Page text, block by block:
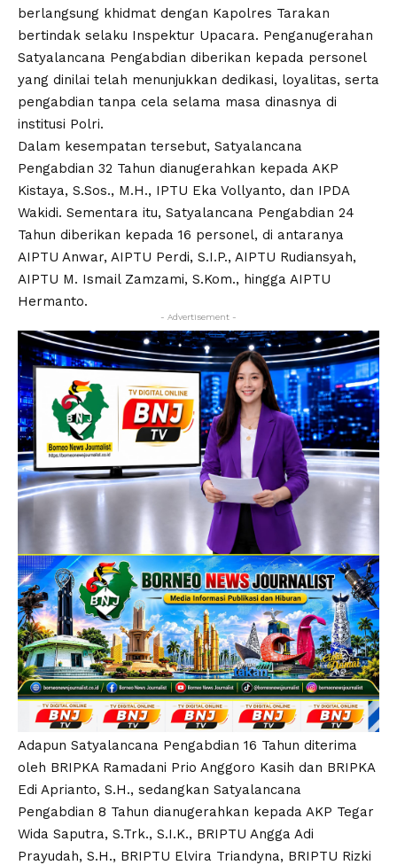
berlangsung khidmat dengan Kapolres Tarakan
bertindak selaku Inspektur Upacara. Penganugerahan
Satyalancana Pengabdian diberikan kepada personel
yang dinilai telah menunjukkan dedikasi, loyalitas, serta
pengabdian tanpa cela selama masa dinasnya di
institusi Polri.
Dalam kesempatan tersebut, Satyalancana
Pengabdian 32 Tahun dianugerahkan kepada AKP
Kistaya, S.Sos., M.H., IPTU Eka Vollyanto, dan IPDA
Wakidi. Sementara itu, Satyalancana Pengabdian 24
Tahun diberikan kepada 16 personel, di antaranya
AIPTU Anwar, AIPTU Perdi, S.I.P., AIPTU Rudiansyah,
AIPTU M. Ismail Zamzami, S.Kom., hingga AIPTU
Hermanto.
- Advertisement -
Adapun Satyalancana Pengabdian 16 Tahun diterima
oleh BRIPKA Ramadani Prio Anggoro Kasih dan BRIPKA
Edi Aprianto, S.H., sedangkan Satyalancana
Pengabdian 8 Tahun dianugerahkan kepada AKP Tegar
Wida Saputra, S.Trk., S.I.K., BRIPTU Angga Adi
Prayudah, S.H., BRIPTU Elvira Triandyna, BRIPTU Rizki